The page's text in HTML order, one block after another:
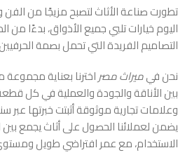
تطورت صناعة الأثاث لتصبح مزيجًا من
اليوم خيارات تلبي جميع الأذواق، بدءًا من
التصاميم الفريدة التي تحمل بصمة
نحن فيميراث مصراخترنا بعناية
بين الأناقة والجودة والعملية في كل
وعلامات تجارية موثوقة أثبتت خبرتها عبر
يضمن لعملائنا الحصول على أثاث يجمع بين
الاستخدام، مع عمر افتراضي طويل